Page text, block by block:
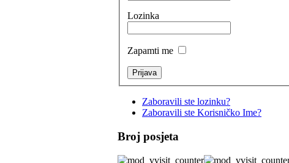
Lozinka
Zapamti me
Zaboravili ste lozinku?
Zaboravili ste Korisničko Ime?
Broj posjeta